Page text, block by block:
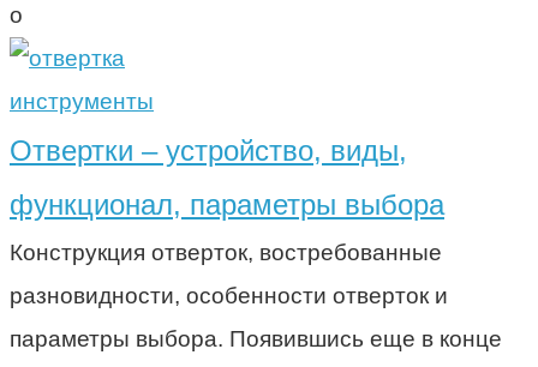
о
инструменты
Отвертки – устройство, виды,
функционал, параметры выбора
Конструкция отверток, востребованные
разновидности, особенности отверток и
параметры выбора. Появившись еще в конце